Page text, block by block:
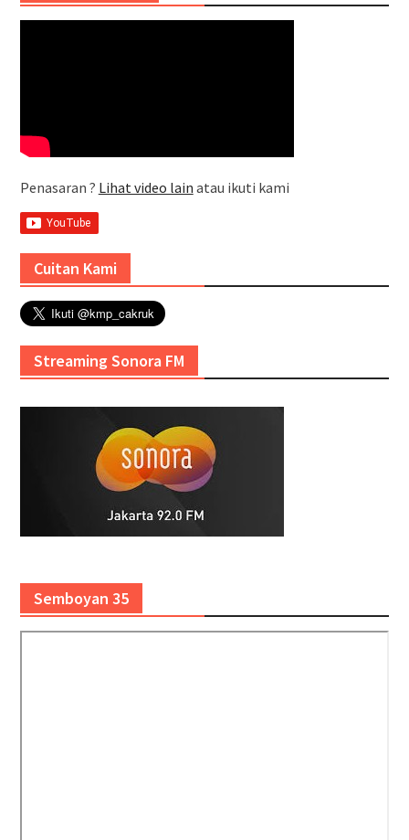
Penasaran ? Lihat video lain atau ikuti kami
Cuitan Kami
Streaming Sonora FM
Semboyan 35